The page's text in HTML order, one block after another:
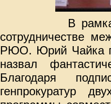
В рамках
сотрудничестве
РЮО. Юрий Чайка
назвал
Благодаря
генпрокуратур